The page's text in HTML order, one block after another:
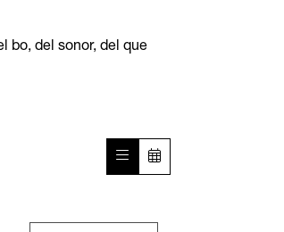
bo, del sonor, del que